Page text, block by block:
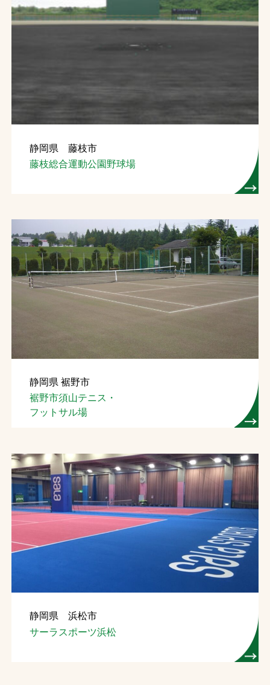
静岡県 藤枝市
藤枝総合運動公園野球場
静岡県 裾野市
裾野市須山テニス・
フットサル場
静岡県 浜松市
サーラスポーツ浜松